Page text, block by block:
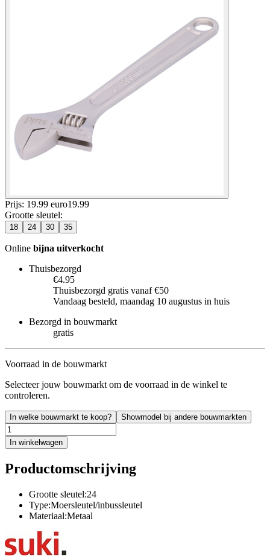
Prijs: 19.99 euro19.99
Grootte sleutel:
18 24 30 35
Online bijna uitverkocht
Thuisbezorgd
€4.95
Thuisbezorgd gratis vanaf €50
Vandaag besteld, maandag 10 augustus in huis
Bezorgd in bouwmarkt
gratis
Voorraad in de bouwmarkt
Selecteer jouw bouwmarkt om de voorraad in de winkel te
controleren.
In welke bouwmarkt te koop? Showmodel bij andere bouwmarkten
In winkelwagen
Productomschrijving
Grootte sleutel:24
Type:Moersleutel/inbussleutel
Materiaal:Metaal